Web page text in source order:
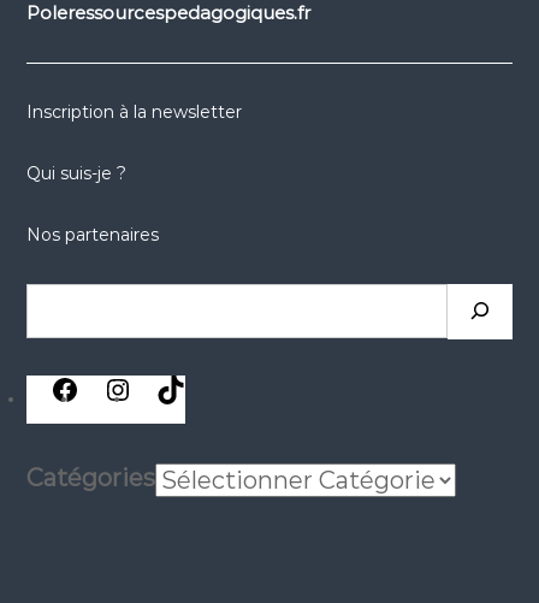
Poleressourcespedagogiques.fr
Inscription à la newsletter
Qui suis-je ?
Nos partenaires
réseaux réseaux
sociaux
réseaux
Catégories